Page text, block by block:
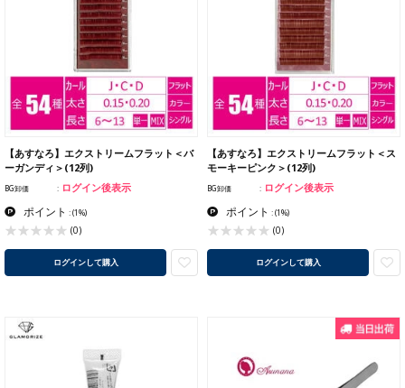
【あすなろ】エクストリームフラット＜バ
ーガンディ＞(12列)
BG卸価 ログイン後表示
ポイント :(1%)
(0)
ログインして購入
【あすなろ】エクストリームフラット＜ス
モーキーピンク＞(12列)
BG卸価 ログイン後表示
ポイント :(1%)
(0)
ログインして購入